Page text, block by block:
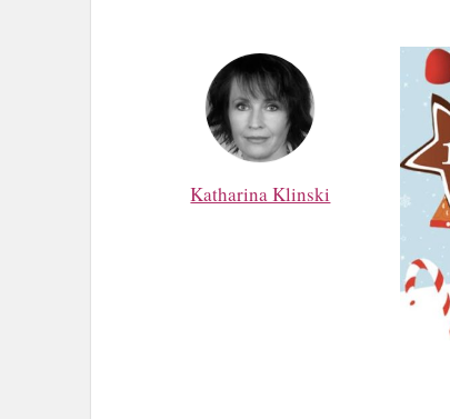
Katharina Klinski